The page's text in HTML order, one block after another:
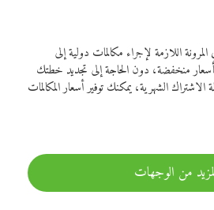
اللازمة لإجراء مكالمات دولية إلى
منخفضة، دون الحاجة إلى تجديد خطتك
الشهرية، يمكنك توفير أسعار المكالمات
من الوجهات